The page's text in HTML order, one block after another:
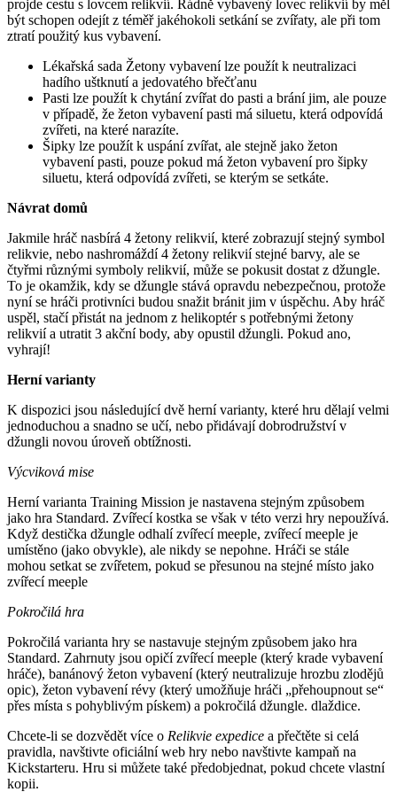
projde cestu s lovcem relikvií. Řádně vybavený lovec relikvií by měl
být schopen odejít z téměř jakéhokoli setkání se zvířaty, ale při tom
ztratí použitý kus vybavení.
Lékařská sada Žetony vybavení lze použít k neutralizaci
hadího uštknutí a jedovatého břečťanu
Pasti lze použít k chytání zvířat do pasti a brání jim, ale pouze
v případě, že žeton vybavení pasti má siluetu, která odpovídá
zvířeti, na které narazíte.
Šipky lze použít k uspání zvířat, ale stejně jako žeton
vybavení pasti, pouze pokud má žeton vybavení pro šipky
siluetu, která odpovídá zvířeti, se kterým se setkáte.
Návrat domů
Jakmile hráč nasbírá 4 žetony relikvií, které zobrazují stejný symbol
relikvie, nebo nashromáždí 4 žetony relikvií stejné barvy, ale se
čtyřmi různými symboly relikvií, může se pokusit dostat z džungle.
To je okamžik, kdy se džungle stává opravdu nebezpečnou, protože
nyní se hráči protivníci budou snažit bránit jim v úspěchu. Aby hráč
uspěl, stačí přistát na jednom z helikoptér s potřebnými žetony
relikvií a utratit 3 akční body, aby opustil džungli. Pokud ano,
vyhrají!
Herní varianty
K dispozici jsou následující dvě herní varianty, které hru dělají velmi
jednoduchou a snadno se učí, nebo přidávají dobrodružství v
džungli novou úroveň obtížnosti.
Výcviková mise
Herní varianta Training Mission je nastavena stejným způsobem
jako hra Standard. Zvířecí kostka se však v této verzi hry nepoužívá.
Když destička džungle odhalí zvířecí meeple, zvířecí meeple je
umístěno (jako obvykle), ale nikdy se nepohne. Hráči se stále
mohou setkat se zvířetem, pokud se přesunou na stejné místo jako
zvířecí meeple
Pokročilá hra
Pokročilá varianta hry se nastavuje stejným způsobem jako hra
Standard. Zahrnuty jsou opičí zvířecí meeple (který krade vybavení
hráče), banánový žeton vybavení (který neutralizuje hrozbu zlodějů
opic), žeton vybavení révy (který umožňuje hráči „přehoupnout se“
přes místa s pohyblivým pískem) a pokročilá džungle. dlaždice.
Chcete-li se dozvědět více o Relikvie expedice a přečtěte si celá
pravidla, navštivte oficiální web hry nebo navštivte kampaň na
Kickstarteru. Hru si můžete také předobjednat, pokud chcete vlastní
kopii.